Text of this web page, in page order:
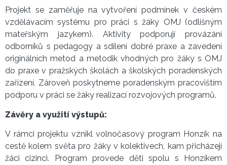
Projekt se zaměřuje na vytvoření podmínek v českém
vzdělávacím systému pro práci s žáky OMJ (odlišným
mateřským jazykem). Aktivity podporují provázání
odborníků s pedagogy a sdílení dobré praxe a zavedení
originálních metod a metodik vhodných pro žáky s OMJ
do praxe v pražských školách a školských poradenských
zařízení. Zároveň poskytneme poradenským pracovištím
podporu v práci se žáky realizací rozvojových programů.
Závěry a využití výstupů:
V rámci projektu vznikl volnočasový program Honzík na
cestě kolem světa pro žáky v kolektivech, kam přicházejí
žáci cizinci. Program provede děti spolu s Honzíkem